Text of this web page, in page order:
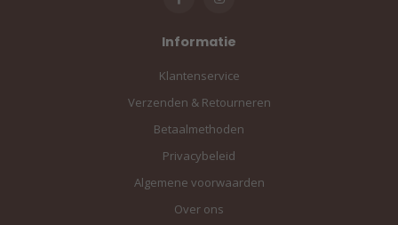
Informatie
Klantenservice
Verzenden & Retourneren
Betaalmethoden
Privacybeleid
Algemene voorwaarden
Over ons